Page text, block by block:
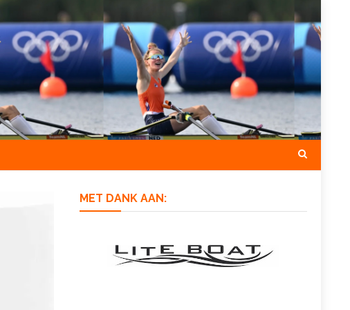
MET DANK AAN: